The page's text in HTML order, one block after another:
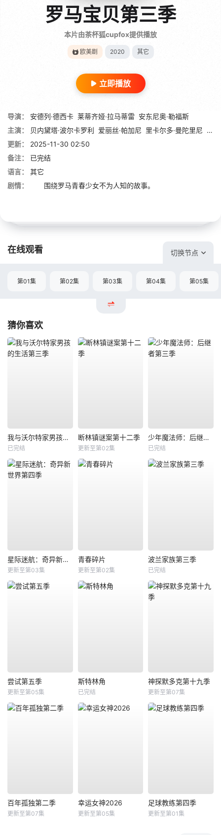
罗马宝贝第三季
本片由茶杯狐cupfox提供播放
欧美剧 2020 其它
立即播放
导演： 安德列·德西卡 莱蒂齐娅·拉马蒂雷 安东尼奥·勒福斯
主演：
贝内黛塔·波尔卡罗利 爱丽丝·帕加尼 里卡尔多·曼陀里尼 查
更新：
2025-11-30 02:50
备注：
已完结
语言：
其它
剧情：
围绕罗马青春少女不为人知的故事。
在线观看 切换节点
第01集 第02集 第03集 第04集 第05集
猜你喜欢
我与沃尔特家男孩的生活第三季
已完结
断林镇谜案第十二季
更新至第02集
少年魔法师：后继者第三季
已完结
星际迷航：奇异新世界第四季
更新至第03集
青春碎片
更新至第02集
波兰家族第三季
已完结
尝试第五季
更新至第05集
斯特林角
已完结
神探默多克第十九季
更新至第07集
百年孤独第二季
更新至第07集
幸运女神2026
更新至第05集
足球教练第四季
更新至第01集